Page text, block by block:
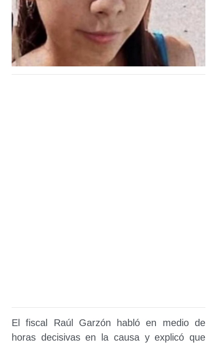
El fiscal Raúl Garzón habló en medio de
horas decisivas en la causa y explicó que